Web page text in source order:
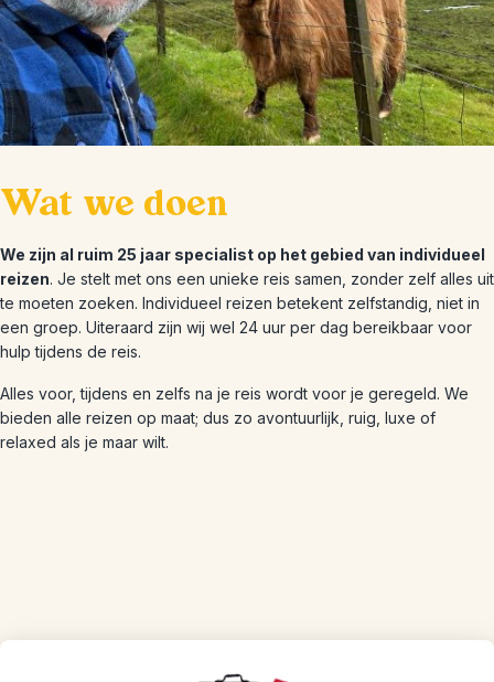
Wat we doen
We zijn al ruim 25 jaar specialist op het gebied van individueel
reizen. Je stelt met ons een unieke reis samen, zonder zelf alles uit
te moeten zoeken. Individueel reizen betekent zelfstandig, niet in
een groep. Uiteraard zijn wij wel 24 uur per dag bereikbaar voor
hulp tijdens de reis.
Alles voor, tijdens en zelfs na je reis wordt voor je geregeld. We
bieden alle reizen op maat; dus zo avontuurlijk, ruig, luxe of
relaxed als je maar wilt.